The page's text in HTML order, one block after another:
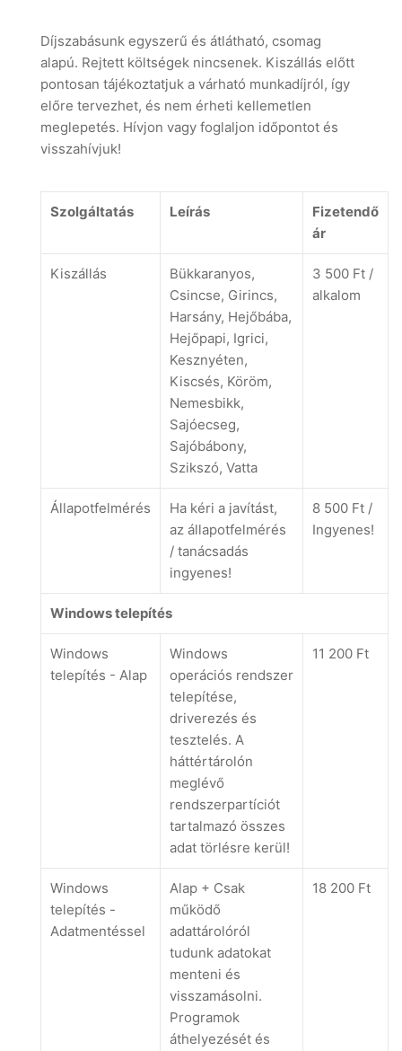
Díjszabásunk egyszerű és átlátható, csomag
alapú. Rejtett költségek nincsenek. Kiszállás előtt
pontosan tájékoztatjuk a várható munkadíjról, így
előre tervezhet, és nem érheti kellemetlen
meglepetés. Hívjon vagy foglaljon időpontot és
visszahívjuk!
Szolgáltatás Leírás
Fizetendő
ár
Kiszállás
Bükkaranyos,
Csincse, Girincs,
Harsány, Hejőbába,
Hejőpapi, Igrici,
Kesznyéten,
Kiscsés, Köröm,
Nemesbikk,
Sajóecseg,
Sajóbábony,
Szikszó, Vatta
3 500 Ft /
alkalom
Állapotfelmérés
Ha kéri a javítást,
az állapotfelmérés
/ tanácsadás
ingyenes!
8 500 Ft /
Ingyenes!
Windows telepítés
Windows
telepítés - Alap
Windows
operációs rendszer
telepítése,
driverezés és
tesztelés. A
háttértárolón
meglévő
rendszerpartíciót
tartalmazó összes
adat törlésre kerül!
11 200 Ft
Windows
telepítés -
Adatmentéssel
Alap + Csak
működő
adattárolóról
tudunk adatokat
menteni és
visszamásolni.
Programok
áthelyezését és
18 200 Ft